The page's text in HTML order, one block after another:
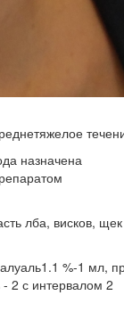
назначена
лба, висков,
%-1 мл,
2 с интервалом 2